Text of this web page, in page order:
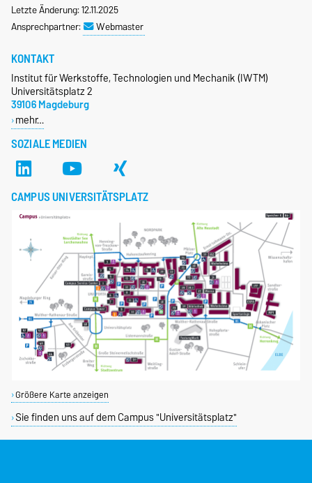
Letzte Änderung: 12.11.2025
Ansprechpartner:
Webmaster
SOZIALE MEDIEN
KONTAKT
Institut für Werkstoffe, Technologien und Mechanik (IWTM)
Universitätsplatz 2
39106 Magdeburg
mehr…
CAMPUS UNIVERSITÄTSPLATZ
Größere Karte anzeigen
Sie finden uns auf dem Campus "Universitätsplatz"